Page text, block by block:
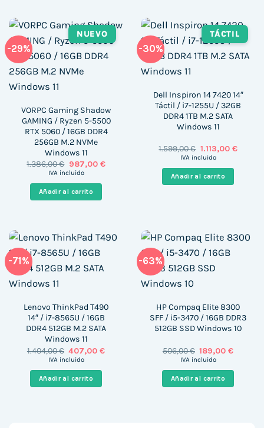
-29%
NUEVO
VORPC Gaming Shadow
GAMING / Ryzen 5-5500
RTX 5060 / 16GB DDR4
256GB M.2 NVMe
Windows 11
1.386,00€ El
precio
era:
1.386,00 €.
987,00 €El
IVA incluido
Añadir al carrito
-30%
TÁCTIL
Dell Inspiron 14 7420 14″
Táctil / i7-1255U / 32GB
DDR4 1TB M.2 SATA
Windows 11
1.599,00€ El
precio
era:
1.599,00 €.
1.113,00 €El
IVA incluido
Añadir al carrito
-71%
Lenovo ThinkPad T490
14″ / i7-8565U / 16GB
DDR4 512GB M.2 SATA
Windows 11
1.404,00€ El
precio
era:
1.404,00 €.
407,00€El
IVA incluido
Añadir al carrito
-63%
HP Compaq Elite 8300
SFF / i5-3470 / 16GB DDR3
512GB SSD Windows 10
506,00€ El
precio
era:
506,00 €.
189,00€El
es:
189,00
IVA incluido
Añadir al carrito